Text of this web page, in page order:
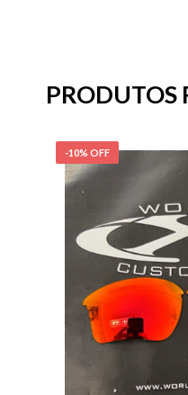
PRODUTOS
-10% OFF